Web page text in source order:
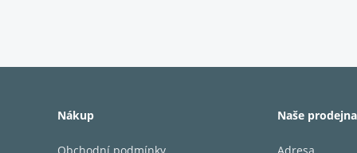
Nákup Naše prodejna